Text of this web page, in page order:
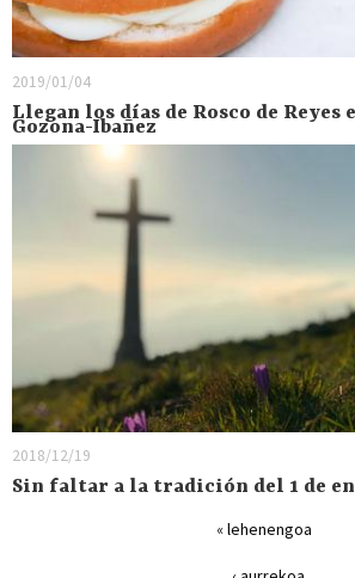
2019/01/04
Llegan los días de Rosco de
Gozona-Ibañez
2018/12/19
Sin faltar a la tradición del 1 de
« lehenengoa